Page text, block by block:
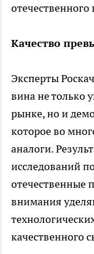
Качество
Эксперты
вина не только
рынке, но и
которое во
аналоги.
исследований
отечественные
внимания
качественного